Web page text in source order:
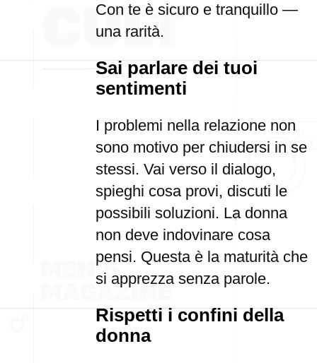
Con te è sicuro e tranquillo —
una rarità.
Sai parlare dei tuoi
sentimenti
I problemi nella relazione non
sono motivo per chiudersi in se
stessi. Vai verso il dialogo,
spieghi cosa provi, discuti le
possibili soluzioni. La donna
non deve indovinare cosa
pensi. Questa è la maturità che
si apprezza senza parole.
Rispetti i confini della
donna